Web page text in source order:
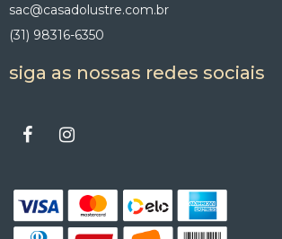
sac@casadolustre.com.br
(31) 98316-6350
siga as nossas redes sociais